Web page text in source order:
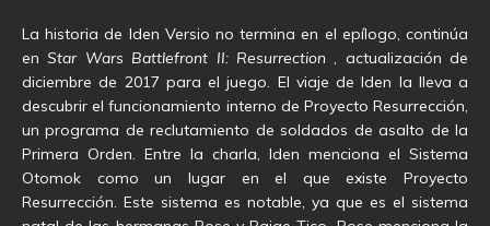
La historia de Iden Versio no termina en el epílogo, continúa
enStar Wars Battlefront II: Resurrection, actualización de
diciembre de 2017 para el juego. El viaje de Iden la lleva a
descubrir el funcionamiento interno de Proyecto Resurrección,
un programa de reclutamiento de soldados de asalto de la
Primera Orden. Entre la charla, Iden menciona el Sistema
Otomok como un lugar en el que existe Proyecto
Resurrección. Este sistema es notable, ya que es el sistema